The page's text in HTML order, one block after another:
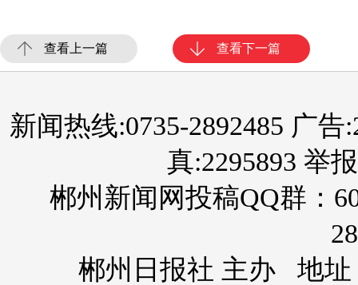
查看上一篇 查看下一篇
新闻热线:0735-2892485 广告
真:2295893 举
郴州新闻网投稿QQ群：
郴州日报社 主办 地址